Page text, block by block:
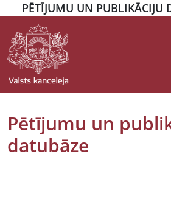
PĒTĪJUMU UN PUBLIKĀCIJU
Pētījumu un
datubāze